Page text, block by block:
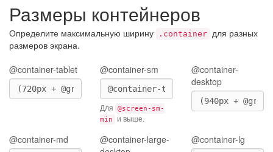
Размеры контейнеров
Определите максимальную ширину .container для разных
размеров экрана.
@container-tablet
@container-sm
Для
@screen-sm-
min
и выше.
@container-
desktop
@container-md
@container-large-
@container-lg